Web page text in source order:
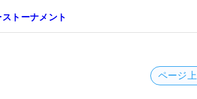
トーナメント
ページ